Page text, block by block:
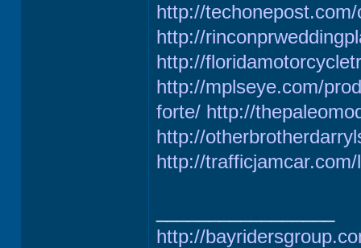
http://
http://
http://
http://mplseye.com/
forte/ http://
http://
http://
http://